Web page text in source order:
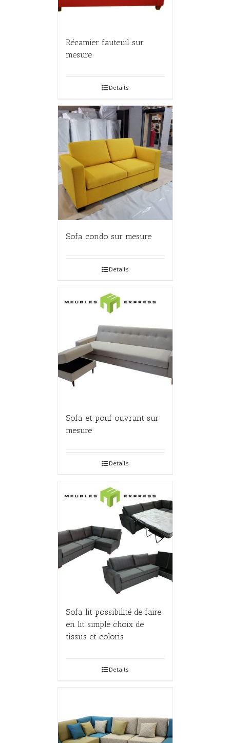
Récamier fauteuil sur
mesure
Details
Sofa condo sur mesure
Details
Sofa et pouf ouvrant sur
mesure
Details
Sofa lit possibilité de faire
en lit simple choix de
tissus et coloris
Details